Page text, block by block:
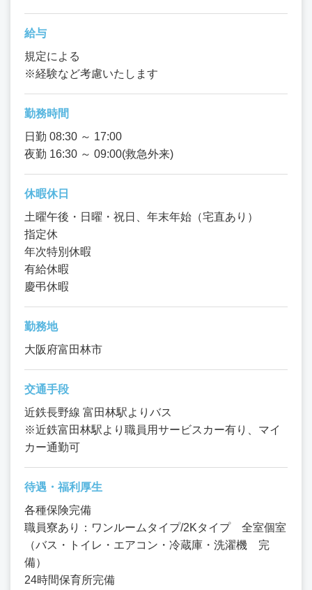
給与
規定による
※経験など考慮いたします
勤務時間
日勤 08:30 ～ 17:00
夜勤 16:30 ～ 09:00(救急外来)
休暇休日
土曜午後・日曜・祝日、年末年始（宅直あり）
指定休
年次特別休暇
有給休暇
慶弔休暇
勤務地
大阪府富田林市
交通手段
近鉄長野線 富田林駅よりバス
※近鉄富田林駅より職員用サービスカー有り、マイ
カー通勤可
待遇・福利厚生
各種保険完備
職員寮あり：ワンルームタイプ/2Kタイプ 全室個室
（バス・トイレ・エアコン・冷蔵庫・洗濯機 完
備）
24時間保育所完備